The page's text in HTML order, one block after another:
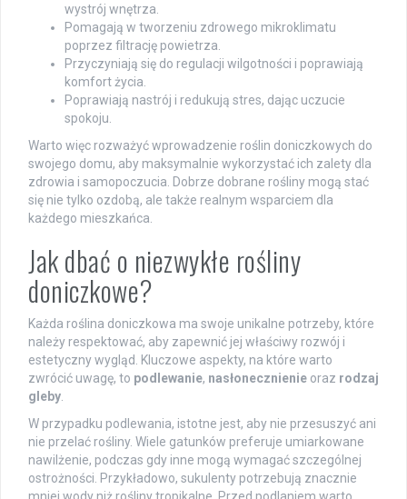
wystrój wnętrza.
Pomagają w tworzeniu zdrowego mikroklimatu
poprzez filtrację powietrza.
Przyczyniają się do regulacji wilgotności i poprawiają
komfort życia.
Poprawiają nastrój i redukują stres, dając uczucie
spokoju.
Warto więc rozważyć wprowadzenie roślin doniczkowych do
swojego domu, aby maksymalnie wykorzystać ich zalety dla
zdrowia i samopoczucia. Dobrze dobrane rośliny mogą stać
się nie tylko ozdobą, ale także realnym wsparciem dla
każdego mieszkańca.
Jak dbać o niezwykłe rośliny
doniczkowe?
Każda roślina doniczkowa ma swoje unikalne potrzeby, które
należy respektować, aby zapewnić jej właściwy rozwój i
estetyczny wygląd. Kluczowe aspekty, na które warto
zwrócić uwagę, to podlewanie, nasłonecznienie oraz rodzaj
gleby.
W przypadku podlewania, istotne jest, aby nie przesuszyć ani
nie przelać rośliny. Wiele gatunków preferuje umiarkowane
nawilżenie, podczas gdy inne mogą wymagać szczególnej
ostrożności. Przykładowo, sukulenty potrzebują znacznie